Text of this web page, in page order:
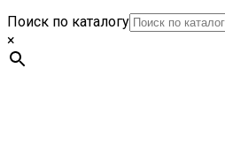
Поиск по каталогу
×